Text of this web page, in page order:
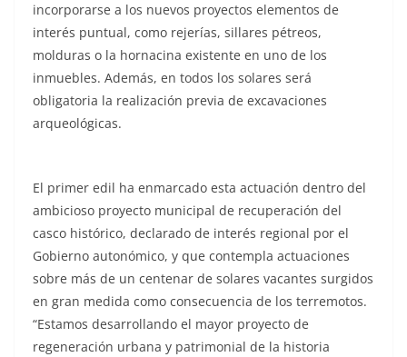
incorporarse a los nuevos proyectos elementos de
interés puntual, como rejerías, sillares pétreos,
molduras o la hornacina existente en uno de los
inmuebles. Además, en todos los solares será
obligatoria la realización previa de excavaciones
arqueológicas.
El primer edil ha enmarcado esta actuación dentro del
ambicioso proyecto municipal de recuperación del
casco histórico, declarado de interés regional por el
Gobierno autonómico, y que contempla actuaciones
sobre más de un centenar de solares vacantes surgidos
en gran medida como consecuencia de los terremotos.
“Estamos desarrollando el mayor proyecto de
regeneración urbana y patrimonial de la historia